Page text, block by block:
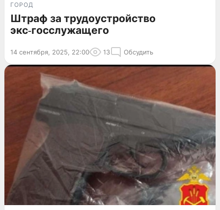
ГОРОД
Штраф за трудоустройство
экс‑госслужащего
14 сентября, 2025, 22:00 13 Обсудить